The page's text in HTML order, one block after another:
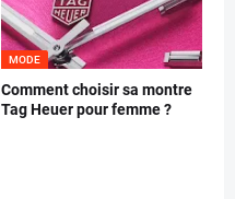
MODE
Comment choisir sa montre
Tag Heuer pour femme ?